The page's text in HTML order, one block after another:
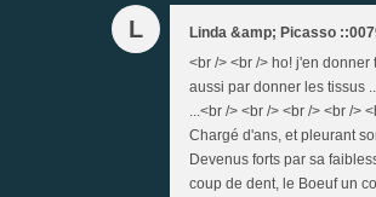
L Linda &amp; Picasso
<br /> <br /> ho! j'en
aussi par donner les tissus
...<br /> <br /> <br /> <br /
Chargé d'ans, et pleurant
Devenus forts par sa
coup de dent, le Boeuf un